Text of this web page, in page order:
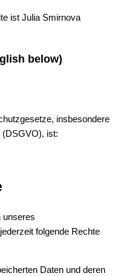
ist Julia Smirnova
below)
insbesondere
(DSGVO), ist:
unseres
folgende Rechte
Daten und deren